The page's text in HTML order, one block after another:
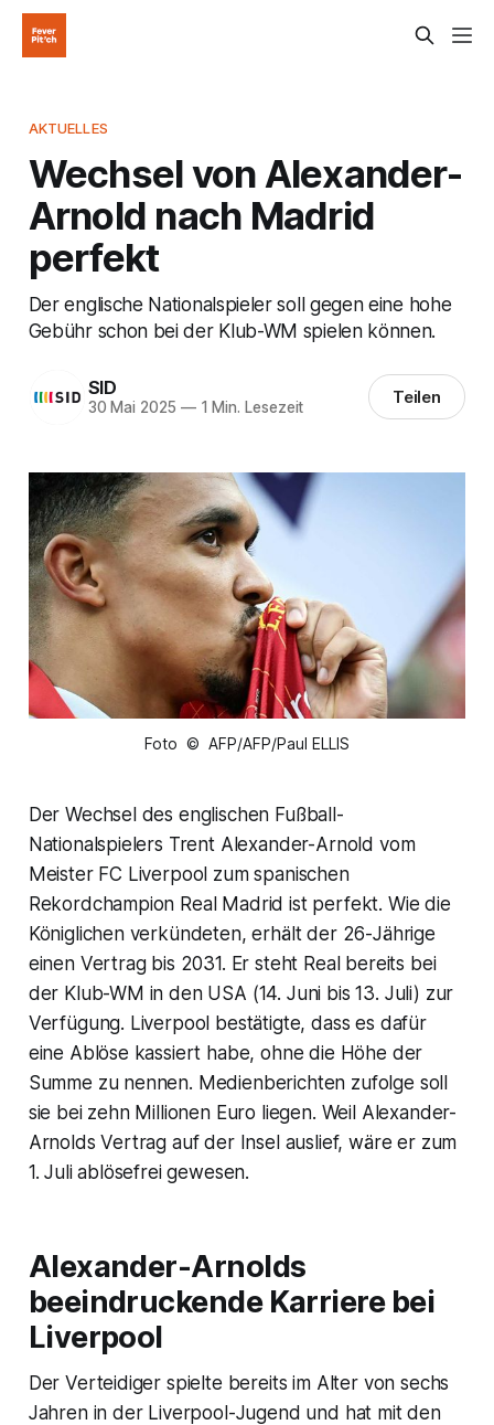
AKTUELLES
Wechsel von Alexander-
Arnold nach Madrid
perfekt
Der englische Nationalspieler soll gegen eine hohe
Gebühr schon bei der Klub-WM spielen können.
SID
30 Mai 2025 —1 Min. Lesezeit Teilen
Foto © AFP/AFP/Paul ELLIS
Der Wechsel des englischen Fußball-
Nationalspielers Trent Alexander-Arnold vom
Meister FC Liverpool zum spanischen
Rekordchampion Real Madrid ist perfekt. Wie die
Königlichen verkündeten, erhält der 26-Jährige
einen Vertrag bis 2031. Er steht Real bereits bei
der Klub-WM in den USA (14. Juni bis 13. Juli) zur
Verfügung. Liverpool bestätigte, dass es dafür
eine Ablöse kassiert habe, ohne die Höhe der
Summe zu nennen. Medienberichten zufolge soll
sie bei zehn Millionen Euro liegen. Weil Alexander-
Arnolds Vertrag auf der Insel auslief, wäre er zum
1. Juli ablösefrei gewesen.
Alexander-Arnolds
beeindruckende Karriere bei
Liverpool
Der Verteidiger spielte bereits im Alter von sechs
Jahren in der Liverpool-Jugend und hat mit den